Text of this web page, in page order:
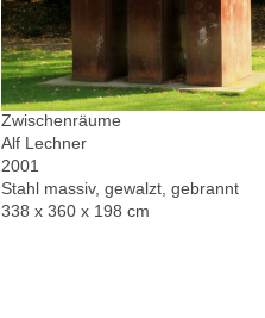
Zwischenräume
Alf Lechner
2001
Stahl massiv, gewalzt, gebrannt
338 x 360 x 198 cm